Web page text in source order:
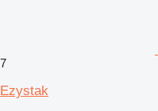
7
Ezystak